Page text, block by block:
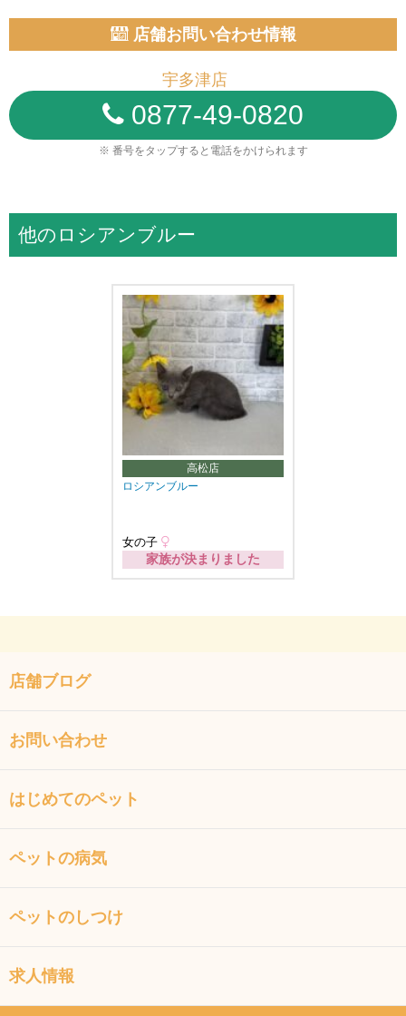
店舗お問い合わせ情報
宇多津店
0877-49-0820
※ 番号をタップすると電話をかけられます
他のロシアンブルー
高松店
ロシアンブルー
女の子
家族が決まりました
店舗ブログ
お問い合わせ
はじめてのペット
ペットの病気
ペットのしつけ
求人情報